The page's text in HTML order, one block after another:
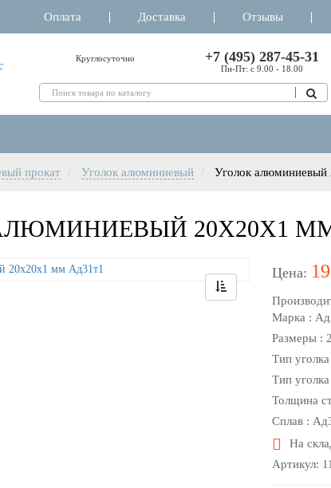
Оплата Доставка Отзывы
Круглосуточно +7 (495) 287-45-31
Пн-Пт: с 9.00 - 18.00
прокат Уголок алюминиевый Уголок
20X20Х1 ММ
Цена:
Марка :
Размеры :
Тип
Тип
Толщина
Сплав :
На
Артикул: